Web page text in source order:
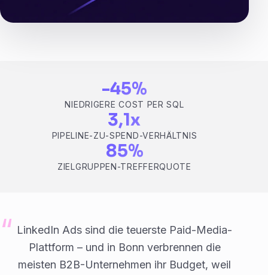
-45%
NIEDRIGERE COST PER SQL
3,1x
PIPELINE-ZU-SPEND-VERHÄLTNIS
85%
ZIELGRUPPEN-TREFFERQUOTE
LinkedIn Ads sind die teuerste Paid-Media-
Plattform – und in Bonn verbrennen die
meisten B2B-Unternehmen ihr Budget, weil